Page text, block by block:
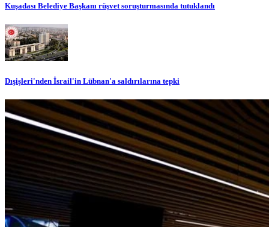
Kuşadası Belediye Başkanı rüşvet soruşturmasında tutuklandı
Dışişleri'nden İsrail'in Lübnan'a saldırılarına tepki